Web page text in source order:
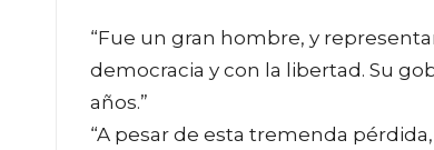
“Fue un gran hombre, y
democracia y con la libertad. Su
años.”
“A pesar de esta tremenda